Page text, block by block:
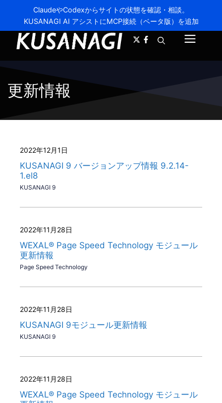
ClaudeやCodexからサイトの状態を確認・相談。
KUSANAGI AI アシストにMCP接続（ベータ版）を追加
ニ
更新情報
2022年12月1日
KUSANAGI 9 バージョンアップ情報 9.2.14-
1.el8
KUSANAGI 9
2022年11月28日
WEXAL® Page Speed Technology モジュール
更新情報
Page Speed Technology
2022年11月28日
KUSANAGI 9モジュール更新情報
KUSANAGI 9
2022年11月28日
WEXAL® Page Speed Technology モジュール
A- A+